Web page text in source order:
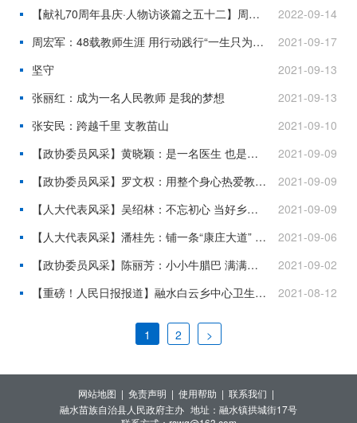
【献礼70周年县庆·人物访谈篇之五十二】周义才：微光点燃梦想 忠诚守护平安
2022-09-14
周宏军：48载教师生涯 用行动践行“一生只为一件事”
2021-09-17
坚守
2021-09-13
张丽红：成为一名人民教师 是我的梦想
2021-09-13
张安民：跨越千里 支教苗山
2021-09-10
【政协委员风采】黄晓颖：是一名医生 也是一名战士
2021-09-09
【政协委员风采】罗文权：用整个身心热爱教育事业
2021-09-09
【人大代表风采】吴绍林：不忘初心 当好乡村振兴路上的电商带头人
2021-09-09
【人大代表风采】潘桂先：铺一条“康庄大道” 造一座“金山银山”
2021-09-06
【政协委员风采】陈丽芳：小小牛腊巴 满满家乡情
2021-09-02
【重磅！人民日报报道】融水白云乡中心卫生院副院长梁驹——做群众健康的守护者
2021-08-12
1 2 >
网站地图 | 免责声明 | 使用帮助 | 联系我们 |
融水苗族自治县人民政府主办 地址：融水镇拱城街17号